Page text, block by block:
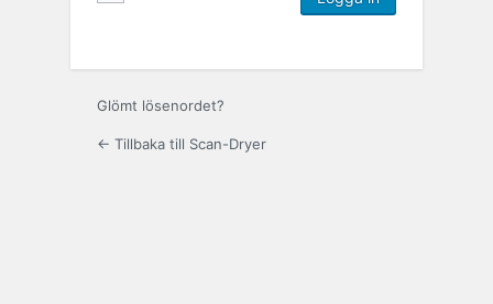
Glömt lösenordet?
← Tillbaka till Scan-Dryer